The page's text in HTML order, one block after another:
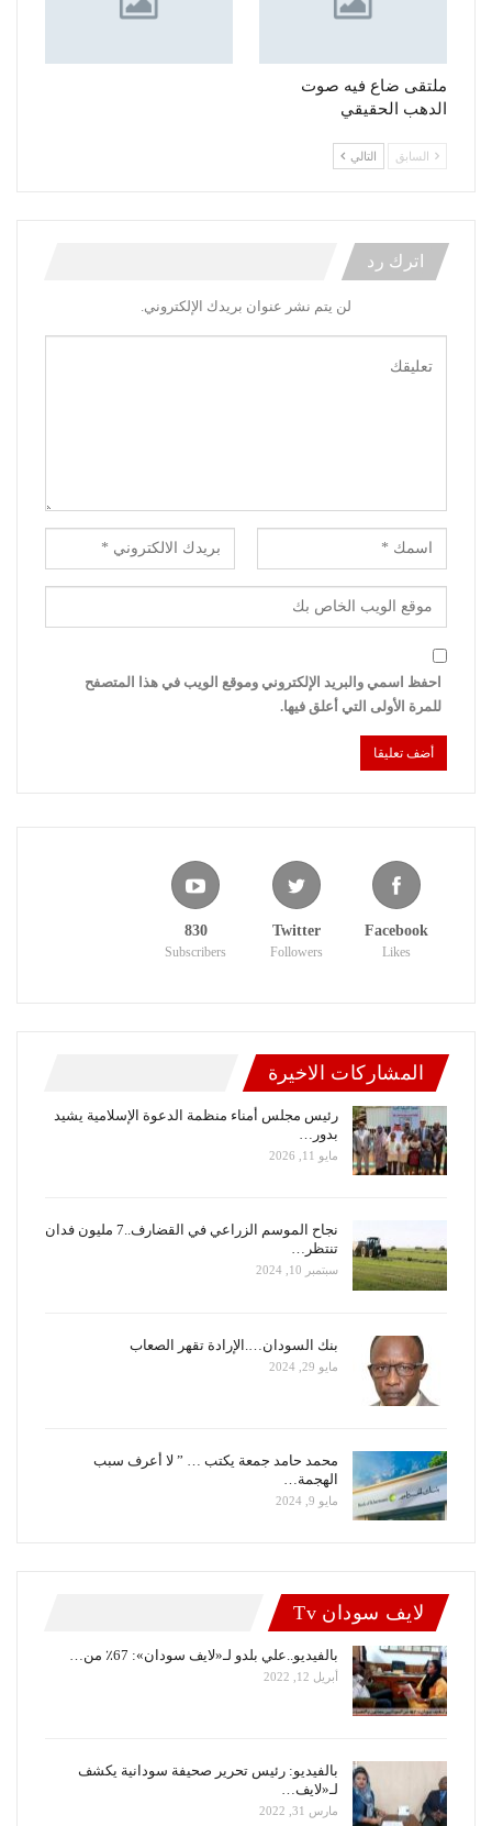
ملتقى ضاع فيه صوت
الدهب الحقيقي
السابق التالي
اترك رد
لن يتم نشر عنوان بريدك الإلكتروني.
احفظ اسمي والبريد الإلكتروني وموقع الويب في هذا المتصفح
للمرة الأولى التي أعلق فيها.
Facebook
Likes
Twitter
Followers
830
Subscribers
المشاركات الاخيرة
رئيس مجلس أمناء منظمة الدعوة الإسلامية يشيد
بدور…
مايو 11, 2026
نجاح الموسم الزراعي في القضارف..7 مليون فدان
تنتظر…
سبتمبر 10, 2024
بنك السودان….الإرادة تقهر الصعاب
مايو 29, 2024
محمد حامد جمعة يكتب … ” لا أعرف سبب
الهجمة…
مايو 9, 2024
لايف سودان Tv
بالفيديو..علي بلدو لـ«لايف سودان»: 67٪ من…
أبريل 12, 2022
بالفيديو: رئيس تحرير صحيفة سودانية يكشف
لـ«لايف…
مارس 31, 2022